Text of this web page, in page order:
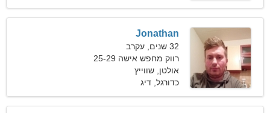
Jonathan
32 שנים, עקרב
רווק מחפש אישה 25-29
אולטן, שווייץ
כדורגל, דיג